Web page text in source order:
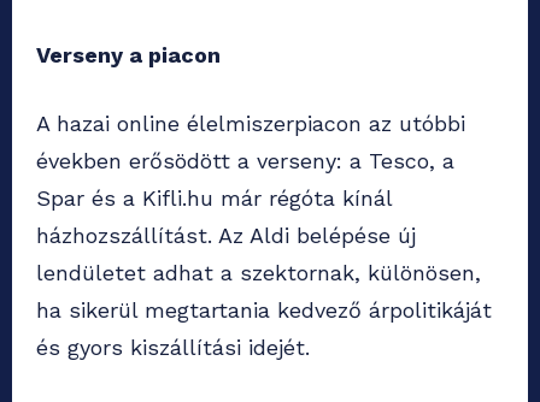
Verseny a piacon
A hazai online élelmiszerpiacon az utóbbi
években erősödött a verseny: a Tesco, a
Spar és a Kifli.hu már régóta kínál
házhozszállítást. Az Aldi belépése új
lendületet adhat a szektornak, különösen,
ha sikerül megtartania kedvező árpolitikáját
és gyors kiszállítási idejét.